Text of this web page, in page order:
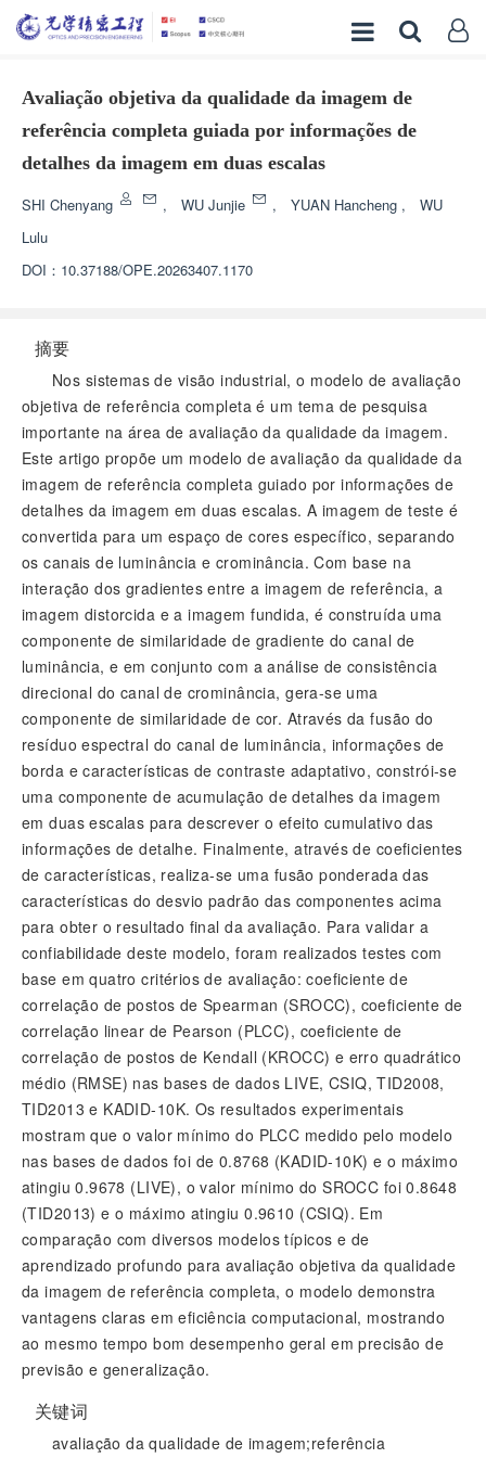
Avaliação objetiva da qualidade da imagem de
referência completa guiada por informações de
detalhes da imagem em duas escalas
SHI Chenyang , WU Junjie , YUAN Hancheng ,
WU
Lulu
DOI： 10.37188/OPE.20263407.1170
摘要
Nos sistemas de visão industrial, o modelo de avaliação
objetiva de referência completa é um tema de pesquisa
importante na área de avaliação da qualidade da imagem.
Este artigo propõe um modelo de avaliação da qualidade da
imagem de referência completa guiado por informações de
detalhes da imagem em duas escalas. A imagem de teste é
convertida para um espaço de cores específico, separando
os canais de luminância e crominância. Com base na
interação dos gradientes entre a imagem de referência, a
imagem distorcida e a imagem fundida, é construída uma
componente de similaridade de gradiente do canal de
luminância, e em conjunto com a análise de consistência
direcional do canal de crominância, gera-se uma
componente de similaridade de cor. Através da fusão do
resíduo espectral do canal de luminância, informações de
borda e características de contraste adaptativo, constrói-se
uma componente de acumulação de detalhes da imagem
em duas escalas para descrever o efeito cumulativo das
informações de detalhe. Finalmente, através de coeficientes
de características, realiza-se uma fusão ponderada das
características do desvio padrão das componentes acima
para obter o resultado final da avaliação. Para validar a
confiabilidade deste modelo, foram realizados testes com
base em quatro critérios de avaliação: coeficiente de
correlação de postos de Spearman (SROCC), coeficiente de
correlação linear de Pearson (PLCC), coeficiente de
correlação de postos de Kendall (KROCC) e erro quadrático
médio (RMSE) nas bases de dados LIVE, CSIQ, TID2008,
TID2013 e KADID-10K. Os resultados experimentais
mostram que o valor mínimo do PLCC medido pelo modelo
nas bases de dados foi de 0.8768 (KADID-10K) e o máximo
atingiu 0.9678 (LIVE), o valor mínimo do SROCC foi 0.8648
(TID2013) e o máximo atingiu 0.9610 (CSIQ). Em
comparação com diversos modelos típicos e de
aprendizado profundo para avaliação objetiva da qualidade
da imagem de referência completa, o modelo demonstra
vantagens claras em eficiência computacional, mostrando
ao mesmo tempo bom desempenho geral em precisão de
previsão e generalização.
关键词
avaliação da qualidade de imagem;referência